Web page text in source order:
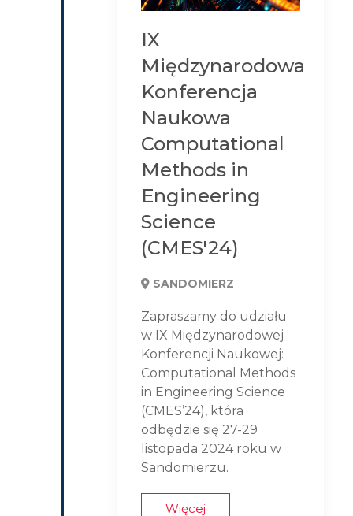
IX
Międzynarodowa
Konferencja
Naukowa
Computational
Methods in
Engineering
Science
(CMES'24)
SANDOMIERZ
Zapraszamy do udziału
w IX Międzynarodowej
Konferencji Naukowej:
Computational Methods
in Engineering Science
(CMES’24), która
odbędzie się 27-29
listopada 2024 roku w
Sandomierzu.
Więcej